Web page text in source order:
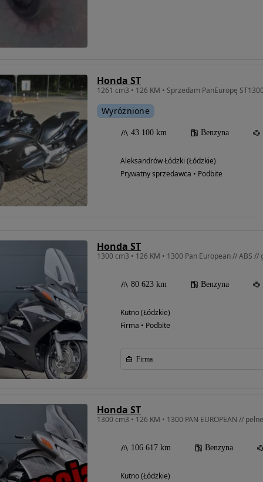
Możliwość
finansowania
Honda ST
1261 cm3 • 126 KM • Sprzedam PanEuropę
Wyróżnione
43 100 km Benzyna
Aleksandrów Łódzki (Łódzkie)
Prywatny sprzedawca • Podbite
Honda ST
80 623 km Benzyna
Kutno (Łódzkie)
Firma • Podbite
Firma
Honda ST
106 617 km Benzyna
Kutno (Łódzkie)